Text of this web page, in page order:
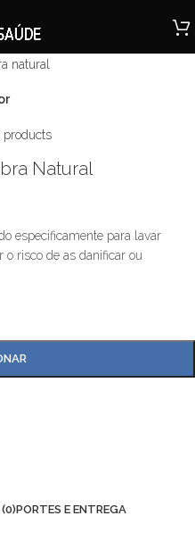
products
Natural
especificamente para lavar
o risco de as danificar ou
PORTES E ENTREGA